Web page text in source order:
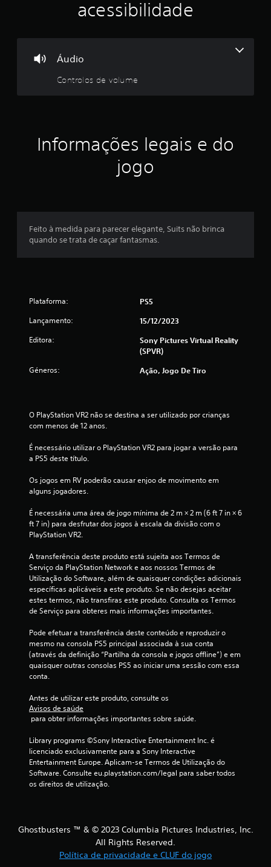
c
ç
acessibilidade
Áudio
Controlos de volume
Informações legais e do
jogo
Feito à medida para parecer elegante, Suits não brinca
quando se trata de caçar fantasmas.
Plataforma: PS5
Lançamento: 15/12/2023
Editora:
Sony Pictures Virtual Reality
(SPVR)
Géneros: Ação, Jogo De Tiro
O PlayStation VR2 não se destina a ser utilizado por crianças
com menos de 12 anos.
É necessário utilizar o PlayStation VR2 para jogar a versão para
a PS5 deste título.
Os jogos em RV poderão causar enjoo de movimento em
alguns jogadores.
É necessária uma área de jogo mínima de 2 m × 2 m (6 ft 7 in × 6
ft 7 in) para desfrutar dos jogos à escala da divisão com o
PlayStation VR2.
A transferência deste produto está sujeita aos Termos de
Serviço da PlayStation Network e aos nossos Termos de
Utilização do Software, além de quaisquer condições adicionais
específicas aplicáveis a este produto. Se não desejas aceitar
estes termos, não transfiras este produto. Consulta os Termos
de Serviço para obteres mais informações importantes.
Pode efetuar a transferência deste conteúdo e reproduzir o
mesmo na consola PS5 principal associada à sua conta
(através da definição “Partilha da consola e jogos offline”) e em
quaisquer outras consolas PS5 ao iniciar uma sessão com essa
conta.
Antes de utilizar este produto, consulte os
Avisos de saúde
para obter informações importantes sobre saúde.
Library programs ©Sony Interactive Entertainment Inc. é
licenciado exclusivamente para a Sony Interactive
Entertainment Europe. Aplicam-se Termos de Utilização do
Software. Consulte eu.playstation.com/legal para saber todos
os direitos de utilização.
Ghostbusters ™ & © 2023 Columbia Pictures Industries, Inc.
All Rights Reserved.
Política de privacidade e CLUF do jogo